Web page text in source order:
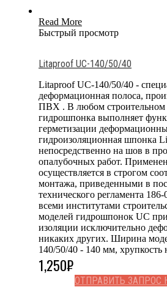
Read More
Быстрый просмотр
Litaproof UC-140/50/40
Litaproof UC-140/50/40 -
деформационная полоса,
ПВХ . В любом строительном
гидрошпонка выполняет
герметизации
гидроизоляционная шпонка
непосредственно на шов в
опалубочных работ.
осуществляется в строгом
монтажа, приведенными в
технического регламента
всеми институтами
моделей гидрошпонок UC
изоляции исключительно
никаких других. Ширина
140/50/40 - 140 мм, хрупкость
1,250₽
ОТПРАВИТЬ ЗАПРОС